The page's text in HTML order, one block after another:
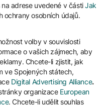
adrese uvedené v částiJak
osobních údajů.
volby v souvislosti
o vašich zájmech, aby
Chcete-li zjistit, jak
ve Spojených státech,
Digital Advertising Alliance.
organizace European
. Chcete-li udělit souhlas